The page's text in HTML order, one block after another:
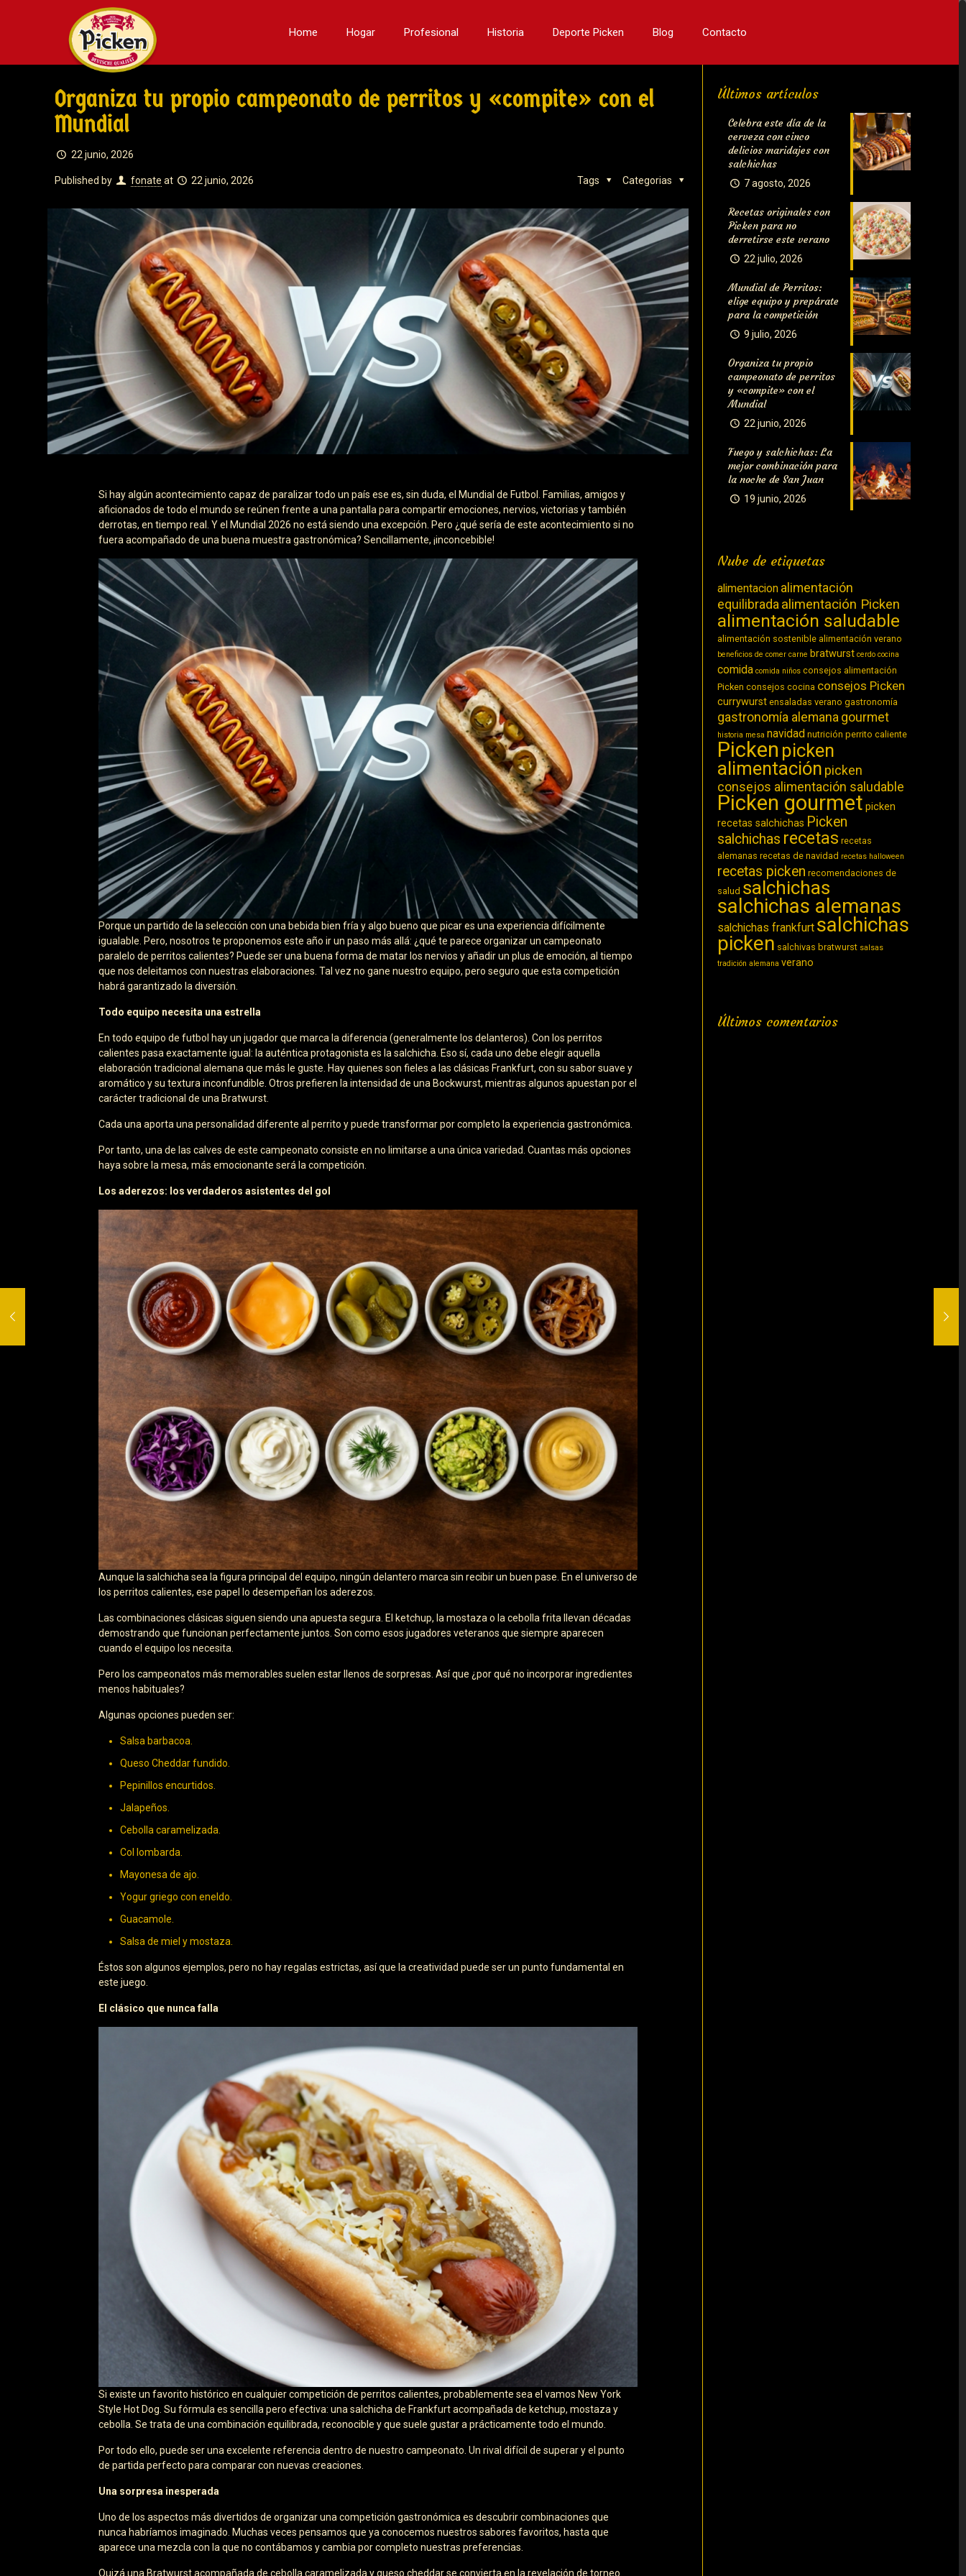
Home Hogar Profesional Historia Deporte Picken Blog Contacto
Organiza tu propio campeonato de perritos y «compite» con el
Mundial
22 junio, 2026
Published by fonate at 22 junio, 2026 Categorias
Tags
Si hay algún acontecimiento capaz de paralizar todo un país ese es, sin duda, el Mundial de Futbol. Familias, amigos y
aficionados de todo el mundo se reúnen frente a una pantalla para compartir emociones, nervios, victorias y también
derrotas, en tiempo real. Y el Mundial 2026 no está siendo una excepción. Pero ¿qué sería de este acontecimiento si no
fuera acompañado de una buena muestra gastronómica? Sencillamente, ¡inconcebible!
Porque un partido de la selección con una bebida bien fría y algo bueno que picar es una experiencia difícilmente
igualable. Pero, nosotros te proponemos este año ir un paso más allá: ¿qué te parece organizar un campeonato
paralelo de perritos calientes? Puede ser una buena forma de matar los nervios y añadir un plus de emoción, al tiempo
que nos deleitamos con nuestras elaboraciones. Tal vez no gane nuestro equipo, pero seguro que esta competición
habrá garantizado la diversión.
Todo equipo necesita una estrella
En todo equipo de futbol hay un jugador que marca la diferencia (generalmente los delanteros). Con los perritos
calientes pasa exactamente igual: la auténtica protagonista es la salchicha. Eso sí, cada uno debe elegir aquella
elaboración tradicional alemana que más le guste. Hay quienes son fieles a las clásicas Frankfurt, con su sabor suave y
aromático y su textura inconfundible. Otros prefieren la intensidad de una Bockwurst, mientras algunos apuestan por el
carácter tradicional de una Bratwurst.
Cada una aporta una personalidad diferente al perrito y puede transformar por completo la experiencia gastronómica.
Por tanto, una de las calves de este campeonato consiste en no limitarse a una única variedad. Cuantas más opciones
haya sobre la mesa, más emocionante será la competición.
Los aderezos: los verdaderos asistentes del gol
Aunque la salchicha sea la figura principal del equipo, ningún delantero marca sin recibir un buen pase. En el universo de
los perritos calientes, ese papel lo desempeñan los aderezos.
Las combinaciones clásicas siguen siendo una apuesta segura. El ketchup, la mostaza o la cebolla frita llevan décadas
demostrando que funcionan perfectamente juntos. Son como esos jugadores veteranos que siempre aparecen
cuando el equipo los necesita.
Pero los campeonatos más memorables suelen estar llenos de sorpresas. Así que ¿por qué no incorporar ingredientes
menos habituales?
Algunas opciones pueden ser:
Salsa barbacoa.
Queso Cheddar fundido.
Pepinillos encurtidos.
Jalapeños.
Cebolla caramelizada.
Col lombarda.
Mayonesa de ajo.
Yogur griego con eneldo.
Guacamole.
Salsa de miel y mostaza.
Éstos son algunos ejemplos, pero no hay regalas estrictas, así que la creatividad puede ser un punto fundamental en
este juego.
El clásico que nunca falla
Si existe un favorito histórico en cualquier competición de perritos calientes, probablemente sea el vamos New York
Style Hot Dog. Su fórmula es sencilla pero efectiva: una salchicha de Frankfurt acompañada de ketchup, mostaza y
cebolla. Se trata de una combinación equilibrada, reconocible y que suele gustar a prácticamente todo el mundo.
Por todo ello, puede ser una excelente referencia dentro de nuestro campeonato. Un rival difícil de superar y el punto
de partida perfecto para comparar con nuevas creaciones.
Una sorpresa inesperada
Uno de los aspectos más divertidos de organizar una competición gastronómica es descubrir combinaciones que
nunca habríamos imaginado. Muchas veces pensamos que ya conocemos nuestros sabores favoritos, hasta que
aparece una mezcla con la que no contábamos y cambia por completo nuestras preferencias.
Quizá una Bratwurst acompañada de cebolla caramelizada y queso cheddar se convierta en la revelación de torneo.
Últimos artículos
Celebra este día de la
cerveza con cinco
delicios maridajes con
salchichas
7 agosto, 2026
Recetas originales con
Picken para no
derretirse este verano
22 julio, 2026
Mundial de Perritos:
elige equipo y prepárate
para la competición
9 julio, 2026
Organiza tu propio
campeonato de perritos
y «compite» con el
Mundial
22 junio, 2026
Fuego y salchichas: La
mejor combinación para
la noche de San Juan
19 junio, 2026
Nube de etiquetas
alimentacion alimentación
equilibrada alimentación Picken
alimentación saludable
alimentación sostenible alimentación verano
beneficios de comer carne bratwurst cerdo cocina
comida comida niños consejos alimentación
Picken consejos cocina consejos Picken
currywurst ensaladas verano gastronomía
gastronomía alemana gourmet
historia mesa navidad nutrición perrito caliente
Picken picken
alimentación picken
consejos alimentación saludable
Picken gourmet picken
recetas salchichas Picken
salchichas recetas recetas
alemanas recetas de navidad recetas halloween
recetas picken recomendaciones de
salud salchichas
salchichas alemanas
salchichas frankfurt salchichas
picken salchivas bratwurst salsas
tradición alemana verano
Últimos comentarios